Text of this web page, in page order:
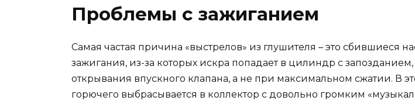
Проблемы с зажиганием
Самая частая причина «выстрелов» из глушителя – это сбившиеся
зажигания, из-за которых искра попадает в цилиндр с запозданием,
открывания впускного клапана, а не при максимальном сжатии. В
горючего выбрасывается в коллектор с довольно громким